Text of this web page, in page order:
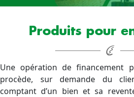
Produits pour
Une opération de financement
procède, sur demande du
comptant d’un bien et sa